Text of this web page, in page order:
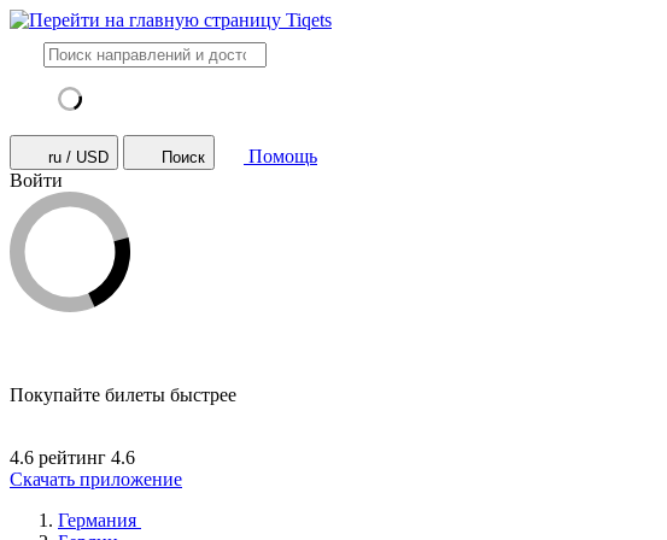
ru / USD Поиск
Помощь
Войти
Покупайте билеты быстрее
4.6 рейтинг 4.6
Скачать приложение
Германия